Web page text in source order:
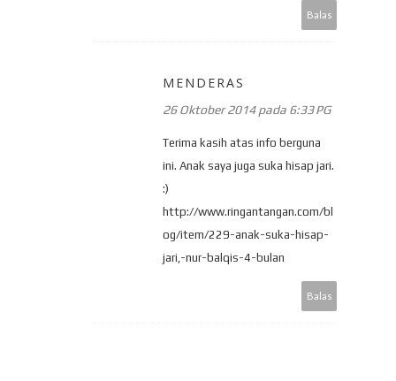
Balas
MENDERAS
26 Oktober 2014 pada 6:33 PG
Terima kasih atas info berguna
ini. Anak saya juga suka hisap jari.
:)
http://www.ringantangan.com/bl
og/item/229-anak-suka-hisap-
jari,-nur-balqis-4-bulan
Balas